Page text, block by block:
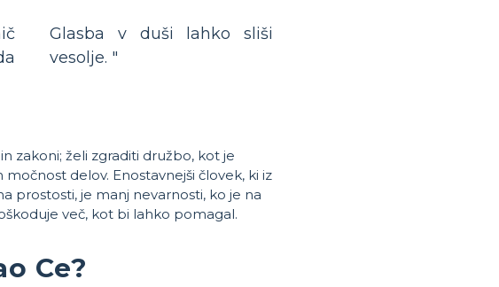
Glasba v duši lahko sliši
vesolje. "
zakoni; želi zgraditi družbo, kot je
delov. Enostavnejši človek, ki iz
prostosti, je manj nevarnosti, ko je na
več, kot bi lahko pomagal.
Ce?